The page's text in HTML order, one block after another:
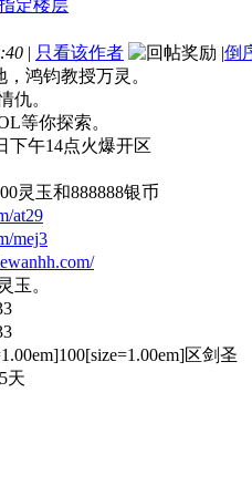
| 只看该作者 |倒
，鸿钧教授万灵。
仇。
等你探索。
下午14点火爆开区
灵玉和888888银币
at29
mej3
玉。
区剑圣
天